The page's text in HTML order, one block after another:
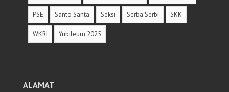
PSE Santo Santa Seksi Serba Serbi SKK
WKRI Yubileum 2025
ALAMAT